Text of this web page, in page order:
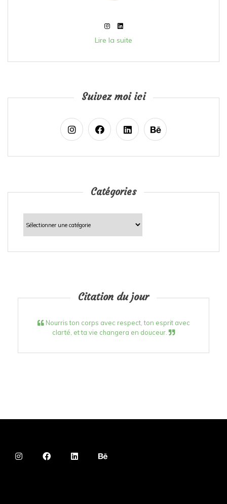
Lire la suite
Suivez moi ici
Catégories
Catégories
Citation du jour
Nourris ton corps avec respect, ton esprit avec
clarté, et ta vie changera en douceur.